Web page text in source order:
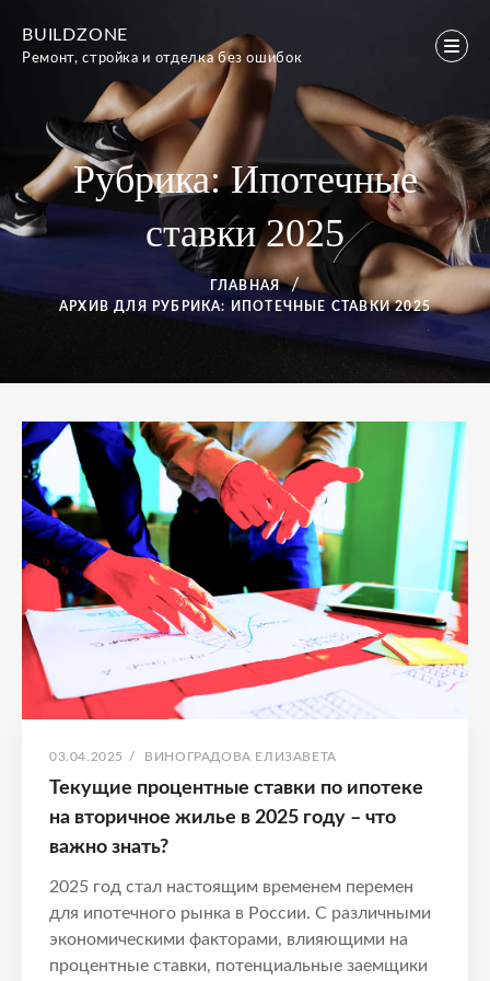
содержимому
BUILDZONE
Ремонт, стройка и отделка без ошибок
Рубрика:Ипотечные
ставки 2025
ГЛАВНАЯ
АРХИВ ДЛЯ
РУБРИКА: ИПОТЕЧНЫЕ СТАВКИ 2025
Рубрика:
Ипотечные
ставки
2025
ОПУБЛИКОВАНО
03.04.2025 / АВТОР:
ВИНОГРАДОВА ЕЛИЗАВЕТА
Текущие процентные ставки по ипотеке
на вторичное жилье в 2025 году – что
важно знать?
2025 год стал настоящим временем перемен
для ипотечного рынка в России. С различными
экономическими факторами, влияющими на
процентные ставки, потенциальные заемщики